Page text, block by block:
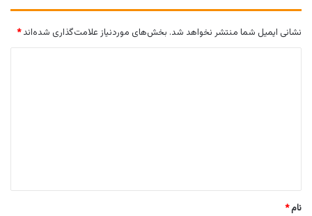
نشانی ایمیل شما منتشر نخواهد شد. بخش‌های موردنیاز علامت‌گذاری شده‌اند*
نام*